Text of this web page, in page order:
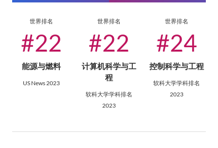
世界排名
#22
能源与燃料
US News 2023
世界排名
#22
计算机科学与工
程
软科大学学科排名
2023
世界排名
#24
控制科学与工程
软科大学学科排名
2023